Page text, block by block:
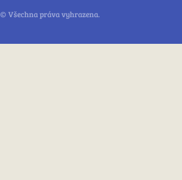
© Všechna práva vyhrazena.